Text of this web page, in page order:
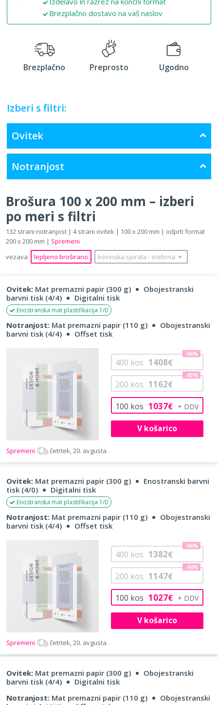
Brezplačno dostavo na vaš naslov
Brezplačno Preprosto Ugodno
Izberi s filtri:
Ovitek
Notranjost
Brošura 100 x 200 mm – izberi
po meri s filtri
132 strani notranjost | 4 strani ovitek | 100 x 200 mm | odprti format
200 x 200 mm | Spremeni
vezava
lepljeno broširano kovinska spirala ‐ srebrna
Ovitek: Mat premazni papir (300 g)
Obojestranski
barvni tisk (4/4)
Digitalni tisk
Enostranska mat plastifikacija 1/0
Notranjost: Mat premazni papir (110 g)
Obojestranski
barvni tisk (4/4)
Offset tisk
100 kos 1037€
200 kos 1162€
-43%
400 kos 1408€
-66%
V košarico
Spremeni četrtek, 20. avgusta
Ovitek: Mat premazni papir (300 g)
Enostranski barvni
tisk (4/0)
Digitalni tisk
Enostranska mat plastifikacija 1/0
Notranjost: Mat premazni papir (110 g)
Obojestranski
barvni tisk (4/4)
Offset tisk
100 kos 1027€
200 kos 1147€
-44%
400 kos 1382€
-66%
V košarico
Spremeni četrtek, 20. avgusta
Ovitek: Mat premazni papir (300 g)
Obojestranski
barvni tisk (4/4)
Digitalni tisk
Notranjost: Mat premazni papir (110 g)
Obojestranski